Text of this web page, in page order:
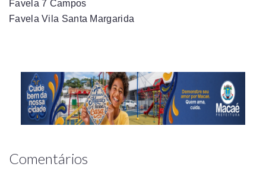
Favela 7 Campos
Favela Vila Santa Margarida
Comentários